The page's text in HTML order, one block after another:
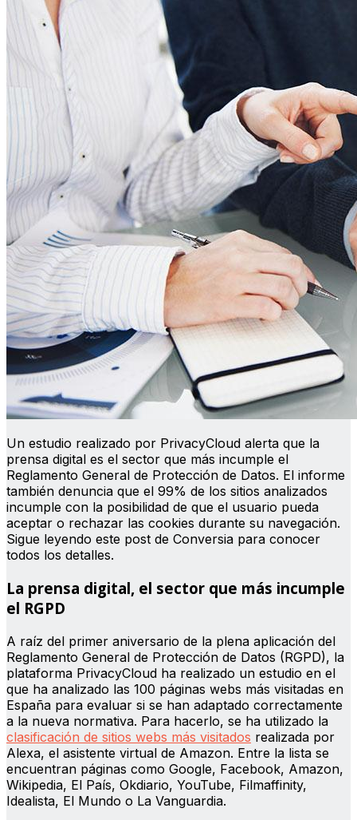
Un estudio realizado por PrivacyCloud alerta que la
prensa digital es el sector que más incumple el
Reglamento General de Protección de Datos. El informe
también denuncia que el 99% de los sitios analizados
incumple con la posibilidad de que el usuario pueda
aceptar o rechazar las cookies durante su navegación.
Sigue leyendo este post de Conversia para conocer
todos los detalles.
La prensa digital, el sector que más incumple
el RGPD
A raíz del primer aniversario de la plena aplicación del
Reglamento General de Protección de Datos (RGPD), la
plataforma PrivacyCloud ha realizado un estudio en el
que ha analizado las 100 páginas webs más visitadas en
España para evaluar si se han adaptado correctamente
a la nueva normativa. Para hacerlo, se ha utilizado la
clasificación de sitios webs más visitados realizada por
Alexa, el asistente virtual de Amazon. Entre la lista se
encuentran páginas como Google, Facebook, Amazon,
Wikipedia, El País, Okdiario, YouTube, Filmaffinity,
Idealista, El Mundo o La Vanguardia.